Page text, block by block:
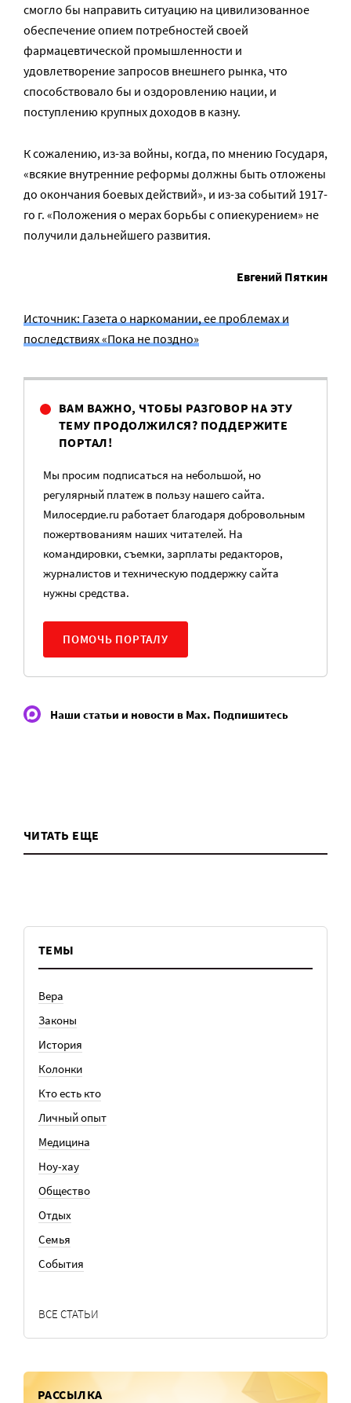
смогло бы направить ситуацию на цивилизованное
обеспечение опием потребностей своей
фармацевтической промышленности и
удовлетворение запросов внешнего рынка, что
способствовало бы и оздоровлению нации, и
поступлению крупных доходов в казну.
К сожалению, из-за войны, когда, по мнению Государя,
«всякие внутренние реформы должны быть отложены
до окончания боевых действий», и из-за событий 1917-
го г. «Положения о мерах борьбы с опиекурением» не
получили дальнейшего развития.
Евгений Пяткин
Источник: Газета о наркомании, ее проблемах и
последствиях «Пока не поздно»
ВАМ ВАЖНО, ЧТОБЫ РАЗГОВОР НА ЭТУ
ТЕМУ ПРОДОЛЖИЛСЯ? ПОДДЕРЖИТЕ
ПОРТАЛ!
Мы просим подписаться на небольшой, но
регулярный платеж в пользу нашего сайта.
Милосердие.ru работает благодаря добровольным
пожертвованиям наших читателей. На
командировки, съемки, зарплаты редакторов,
журналистов и техническую поддержку сайта
нужны средства.
ПОМОЧЬ ПОРТАЛУ
Наши статьи и новости в Max. Подпишитесь
ЧИТАТЬ ЕЩЕ
ТЕМЫ
Вера
Законы
История
Колонки
Кто есть кто
Личный опыт
Медицина
Ноу-хау
Общество
Отдых
Семья
События
ВСЕ СТАТЬИ
РАССЫЛКА